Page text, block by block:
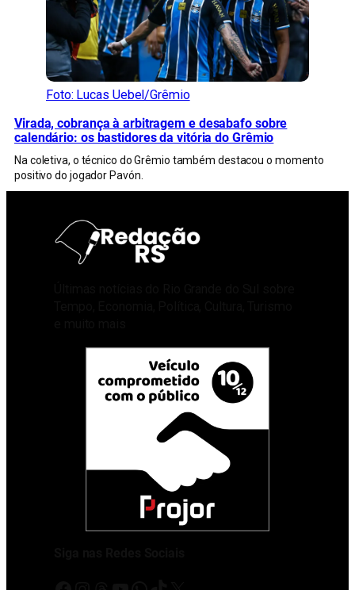
Foto: Lucas Uebel/Grêmio
Virada, cobrança à arbitragem e desabafo sobre
calendário: os bastidores da vitória do Grêmio
Na coletiva, o técnico do Grêmio também destacou o momento
positivo do jogador Pavón.